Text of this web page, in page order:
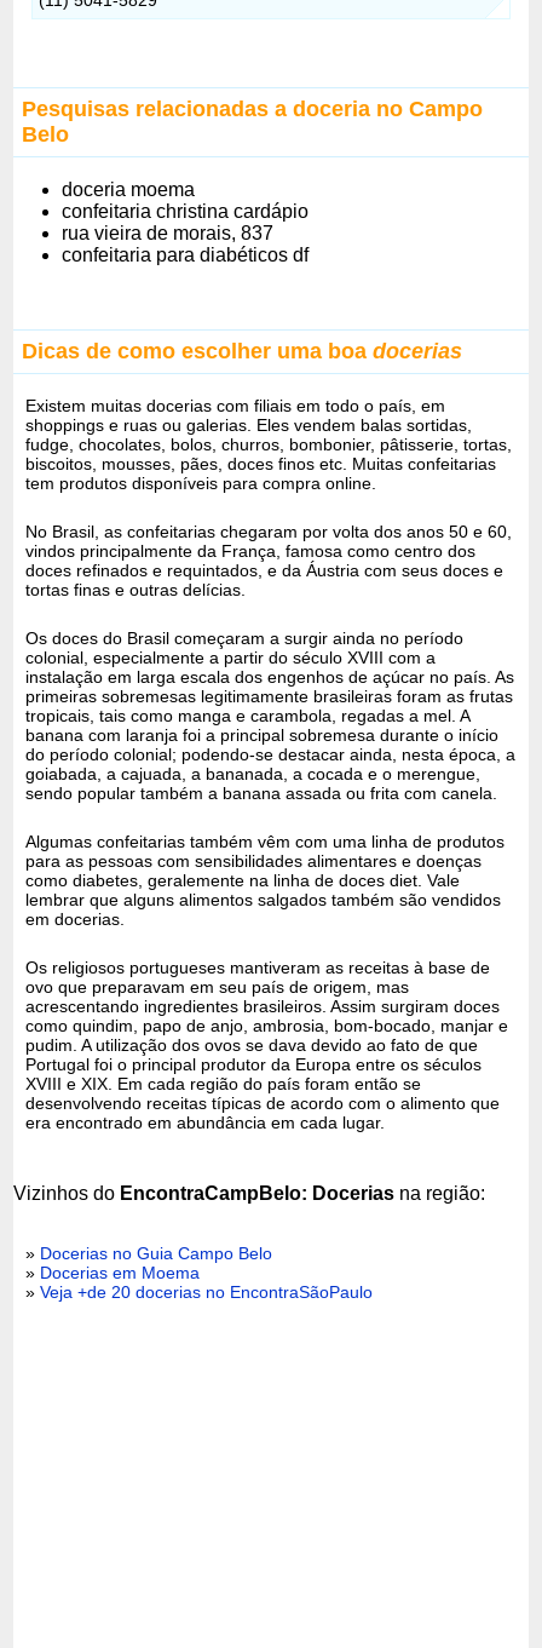
Pesquisas relacionadas a doceria no Campo
Belo
doceria moema
confeitaria christina cardápio
rua vieira de morais, 837
confeitaria para diabéticos df
Dicas de como escolher uma boadocerias
Existem muitas docerias com filiais em todo o país, em
shoppings e ruas ou galerias. Eles vendem balas sortidas,
fudge, chocolates, bolos, churros, bombonier, pâtisserie, tortas,
biscoitos, mousses, pães, doces finos etc. Muitas confeitarias
tem produtos disponíveis para compra online.
No Brasil, as confeitarias chegaram por volta dos anos 50 e 60,
vindos principalmente da França, famosa como centro dos
doces refinados e requintados, e da Áustria com seus doces e
tortas finas e outras delícias.
Os doces do Brasil começaram a surgir ainda no período
colonial, especialmente a partir do século XVIII com a
instalação em larga escala dos engenhos de açúcar no país. As
primeiras sobremesas legitimamente brasileiras foram as frutas
tropicais, tais como manga e carambola, regadas a mel. A
banana com laranja foi a principal sobremesa durante o início
do período colonial; podendo-se destacar ainda, nesta época, a
goiabada, a cajuada, a bananada, a cocada e o merengue,
sendo popular também a banana assada ou frita com canela.
Algumas confeitarias também vêm com uma linha de produtos
para as pessoas com sensibilidades alimentares e doenças
como diabetes, geralemente na linha de doces diet. Vale
lembrar que alguns alimentos salgados também são vendidos
em docerias.
Os religiosos portugueses mantiveram as receitas à base de
ovo que preparavam em seu país de origem, mas
acrescentando ingredientes brasileiros. Assim surgiram doces
como quindim, papo de anjo, ambrosia, bom-bocado, manjar e
pudim. A utilização dos ovos se dava devido ao fato de que
Portugal foi o principal produtor da Europa entre os séculos
XVIII e XIX. Em cada região do país foram então se
desenvolvendo receitas típicas de acordo com o alimento que
era encontrado em abundância em cada lugar.
Vizinhos do EncontraCampBelo: Docerias na região:
» Docerias no Guia Campo Belo
» Docerias em Moema
»Veja +de 20 docerias no EncontraSãoPaulo